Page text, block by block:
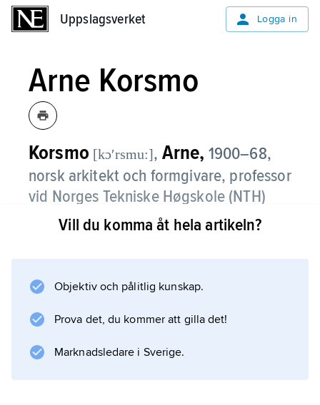
Uppslagsverket Logga in
Arne Korsmo
Korsmo [kɔʹrsmu:], Arne, 1900–68,
norsk arkitekt och formgivare, professor
vid Norges Tekniske Høgskole (NTH)
från 1956.
35 tillsammans med Sverre Aasland.
Litteraturanvisning
Vill du komma åt hela artikeln?
Objektiv och pålitlig kunskap.
Prova det, du kommer att gilla det!
Marknadsledare i Sverige.